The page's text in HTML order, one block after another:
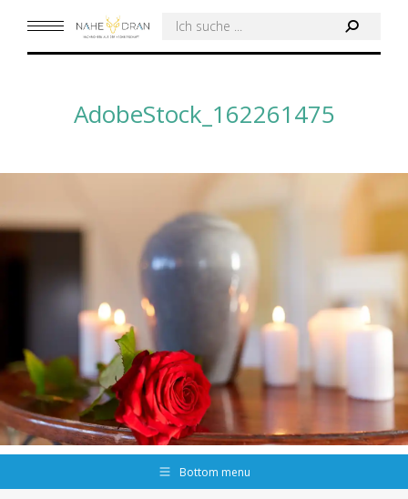
Search:
AdobeStock_162261475
Bottom menu